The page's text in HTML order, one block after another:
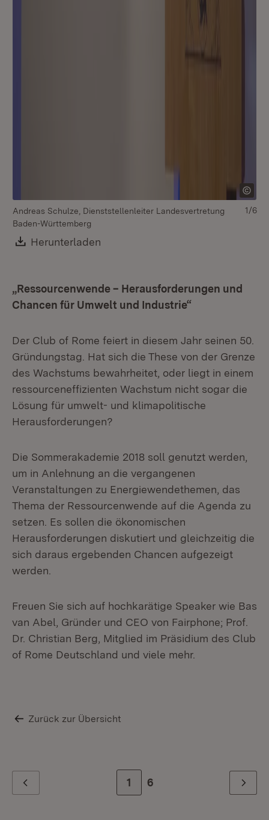
Andreas Schulze, Dienststellenleiter Landesvertretung
Baden-Württemberg
Download:
Herunterladen
1/6
„Ressourcenwende – Herausforderungen und
Chancen für Umwelt und Industrie“
Der Club of Rome feiert in diesem Jahr seinen 50.
Gründungstag. Hat sich die These von der Grenze
des Wachstums bewahrheitet, oder liegt in einem
ressourceneffizienten Wachstum nicht sogar die
Lösung für umwelt- und klimapolitische
Herausforderungen?
Die Sommerakademie 2018 soll genutzt werden,
um in Anlehnung an die vergangenen
Veranstaltungen zu Energiewendethemen, das
Thema der Ressourcenwende auf die Agenda zu
setzen. Es sollen die ökonomischen
Herausforderungen diskutiert und gleichzeitig die
sich daraus ergebenden Chancen aufgezeigt
werden.
Freuen Sie sich auf hochkarätige Speaker wie Bas
van Abel, Gründer und CEO von Fairphone; Prof.
Dr. Christian Berg, Mitglied im Präsidium des Club
of Rome Deutschland und viele mehr.
Zurück zur Übersicht
Zur Seite
1 Zur letzten Seite
6 Weiter